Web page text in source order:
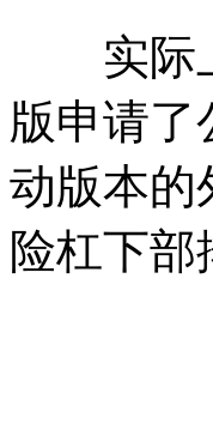
实际上
版申请了
动版本的
险杠下